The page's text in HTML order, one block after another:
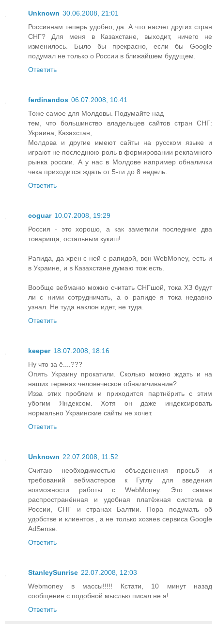
Unknown 30.06.2008, 21:01
Россиянам теперь удобно, да. А что насчет других стран
СНГ? Для меня в Казахстане, выходит, ничего не
изменилось. Было бы прекрасно, если бы Google
подумал не только о России в ближайшем будущем.
Ответить
ferdinandos 06.07.2008, 10:41
Тоже самое для Молдовы. Подумайте над
тем, что большинство владельцев сайтов стран СНГ:
Украина, Казахстан,
Молдова и другие имеют сайты на русском языке и
играют не последнюю роль в формировании рекламного
рынка россии. А у нас в Молдове например обналички
чека приходится ждать от 5-ти до 8 недель.
Ответить
coguar 10.07.2008, 19:29
Россия - это хорошо, а как заметили последние два
товарища, остальным кукиш!
Рапида, да хрен с ней с рапидой, вон WebMoney, есть и
в Украине, и в Казахстане думаю тож есть.
Вообще вебманю можно считать СНГшой, тока ХЗ будут
ли с ними сотрудничать, а о рапиде я тока недавно
узнал. Не туда наклон идет, не туда.
Ответить
keeper 18.07.2008, 18:16
Ну что за ё....???
Опять Украину прокатили. Сколько можно ждать и на
наших теренах человеческое обналичивание?
Изза этих проблем и приходится партнёрить с этим
убогим Яндексом. Хотя он даже индексировать
нормально Украинские сайты не хочет.
Ответить
Unknown 22.07.2008, 11:52
Считаю необходимостью объеденения просьб и
требований вебмастеров к Гуглу для введения
возможности работы с WebMoney. Это самая
распространённая и удобная платёжная система в
России, СНГ и странах Балтии. Пора подумать об
удобстве и клиентов , а не только хозяев сервиса Google
AdSense.
Ответить
StanleySunrise 22.07.2008, 12:03
Webmoney в массы!!!!! Кстати, 10 минут назад
сообщение с подобной мыслью писал не я!
Ответить